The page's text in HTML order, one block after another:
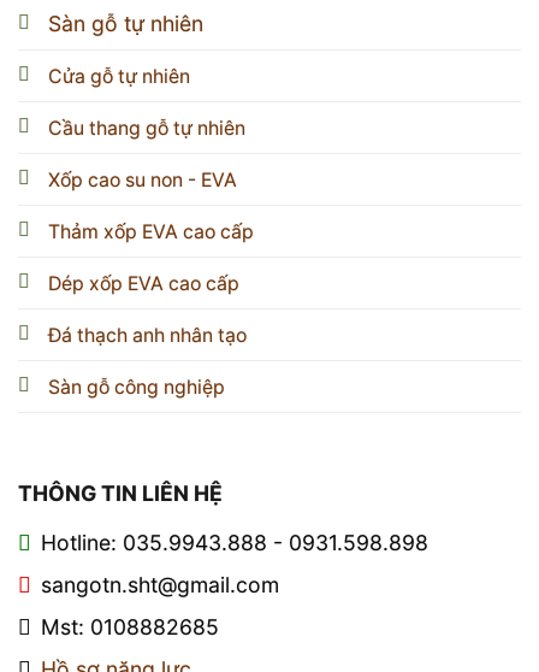
Sàn gỗ tự nhiên
Cửa gỗ tự nhiên
Cầu thang gỗ tự nhiên
Xốp cao su non - EVA
Thảm xốp EVA cao cấp
Dép xốp EVA cao cấp
Đá thạch anh nhân tạo
Sàn gỗ công nghiệp
THÔNG TIN LIÊN HỆ
Hotline: 035.9943.888 - 0931.598.898
sangotn.sht@gmail.com
Mst: 0108882685